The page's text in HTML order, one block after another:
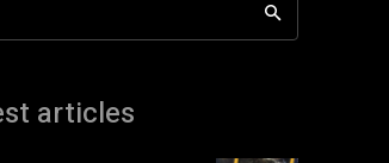
articles